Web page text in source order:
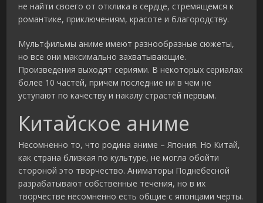
не найти своего от отклика в сердце, стремящемся к
романтике, приключениям, красоте и благородству.
Мультфильмы аниме имеют разнообразные сюжеты,
но все они максимально захватывающие.
Произведения выходят сериями. В некоторых сериалах
более 10 частей, причем последние ни в чем не
уступают по качеству и накалу страстей первым.
Китайское аниме
Несомненно то, что родина аниме – Япония. Но Китай,
как страна близкая по культуре, не могла обойти
стороной это творчество. Аниматоры Поднебесной
разрабатывают собственные течения, но в их
творчестве несомненно есть общие с японцами черты.